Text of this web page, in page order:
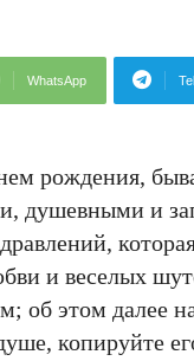
WhatsApp
рождения,
душевными и
и веселых
об этом далее
копируйте